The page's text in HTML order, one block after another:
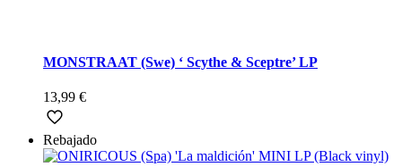
MONSTRAAT (Swe) ‘ Scythe & Sceptre’ LP
13,99 €
Rebajado